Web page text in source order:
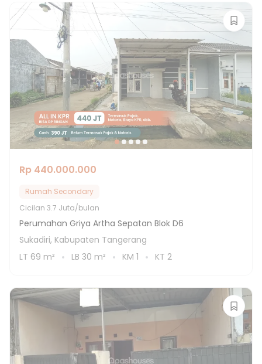
Rp 440.000.000
Rumah Secondary
Cicilan 3.7 Juta/bulan
Perumahan Griya Artha Sepatan Blok D6
Sukadiri, Kabupaten Tangerang
LT 69 m² LB 30 m² KM 1 KT 2